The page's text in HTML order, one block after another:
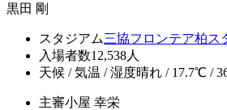
黒田 剛
スタジアム三協フロンテア柏ス
入場者数12,538人
天候 / 気温 / 湿度晴れ / 17.7℃ /
主審小屋 幸栄